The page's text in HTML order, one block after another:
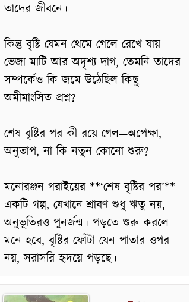
তাদের জীবনে।
কিন্তু বৃষ্টি যেমন থেমে গেলে রেখে যায়
ভেজা মাটি আর অদৃশ্য দাগ, তেমনি তাদের
সম্পর্কেও কি জমে উঠেছিল কিছু
অমীমাংসিত প্রশ্ন?
শেষ বৃষ্টির পর কী রয়ে গেল—অপেক্ষা,
অনুতাপ, না কি নতুন কোনো শুরু?
মনোরঞ্জন গরাইয়ের **‘শেষ বৃষ্টির পর’**—
একটি গল্প, যেখানে শ্রাবণ শুধু ঋতু নয়,
অনুভূতিরও পুনর্জন্ম। পড়তে শুরু করলে
মনে হবে, বৃষ্টির ফোঁটা যেন পাতার ওপর
নয়, সরাসরি হৃদয়ে পড়ছে।